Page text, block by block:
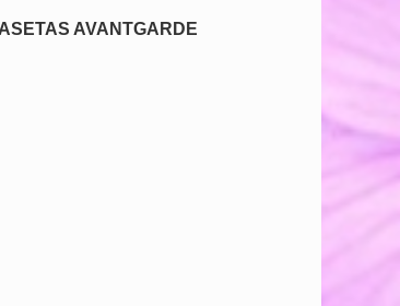
AVANTGARDE